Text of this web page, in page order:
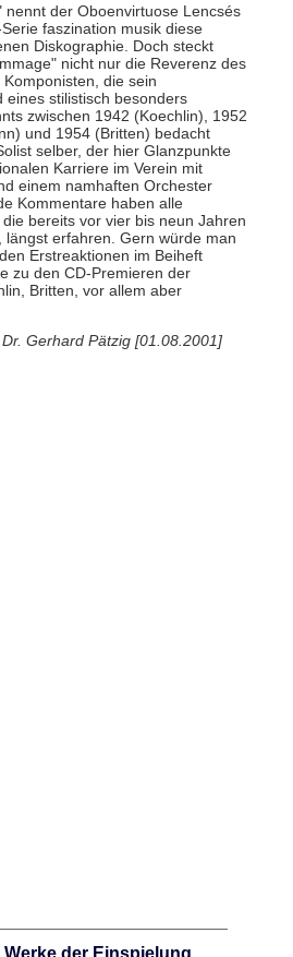
nennt der Oboenvirtuose Lencsés
faszination musik diese
Diskographie. Doch steckt
nicht nur die Reverenz des
die sein
eines stilistisch besonders
zwischen 1942 (Koechlin), 1952
und 1954 (Britten) bedacht
selber, der hier Glanzpunkte
Karriere im Verein mit
einem namhaften Orchester
Kommentare haben alle
bereits vor vier bis neun Jahren
längst erfahren. Gern würde man
Erstreaktionen im Beiheft
zu den CD-Premieren der
Britten, vor allem aber
Dr. Gerhard Pätzig [01.08.2001]
der Einspielung